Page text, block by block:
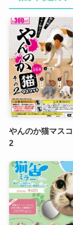
やんのか猫マス
2